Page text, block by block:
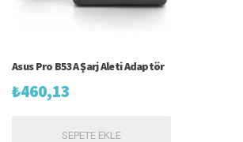
Asus Pro B53A Şarj Aleti Adaptör
₺460,13
SEPETE EKLE